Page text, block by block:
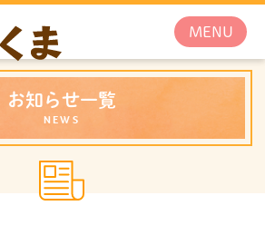
お知らせ一覧
NEWS